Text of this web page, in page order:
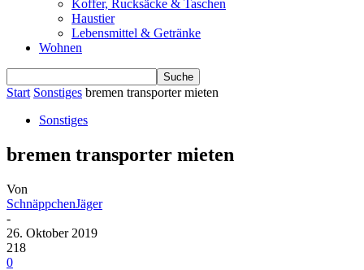
Koffer, Rucksäcke & Taschen
Haustier
Lebensmittel & Getränke
Wohnen
Start Sonstiges bremen transporter mieten
Sonstiges
bremen transporter mieten
Von
SchnäppchenJäger
-
26. Oktober 2019
218
0